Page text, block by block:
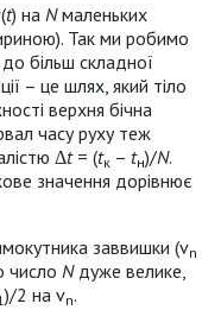
t) на Nмаленьких
Так ми робимо
більш складної
– це шлях, який тіло
верхня бічна
часу руху теж
Δt= (tк – tн)/N.
значення дорівнює
заввишки (vn
число Nдуже велике,
)/2 на vn.